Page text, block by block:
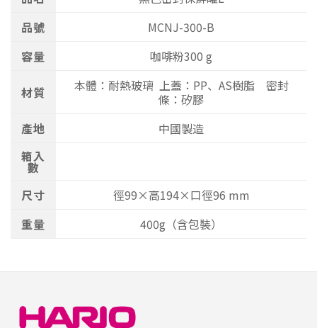
品號
MCNJ-300-B
容量
咖啡粉300 g
材質
本體：耐熱玻璃 上蓋：PP、AS樹脂 密封
條：矽膠
產地
中國製造
箱入
數
尺寸
徑99×高194×口徑96 mm
重量
400g（含包裝）